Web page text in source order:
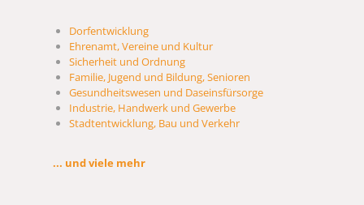
Dorfentwicklung
Ehrenamt, Vereine und Kultur
Sicherheit und Ordnung
Familie, Jugend und Bildung, Senioren
Gesundheitswesen und Daseinsfürsorge
Industrie, Handwerk und Gewerbe
Stadtentwicklung, Bau und Verkehr
... und viele mehr